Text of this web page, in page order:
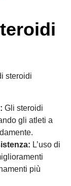
steroidi
Gli steroidi
gli atleti a
L’uso di
più